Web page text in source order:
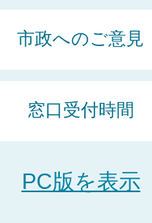
市政へのご意見
窓口受付時間
PC版を表示